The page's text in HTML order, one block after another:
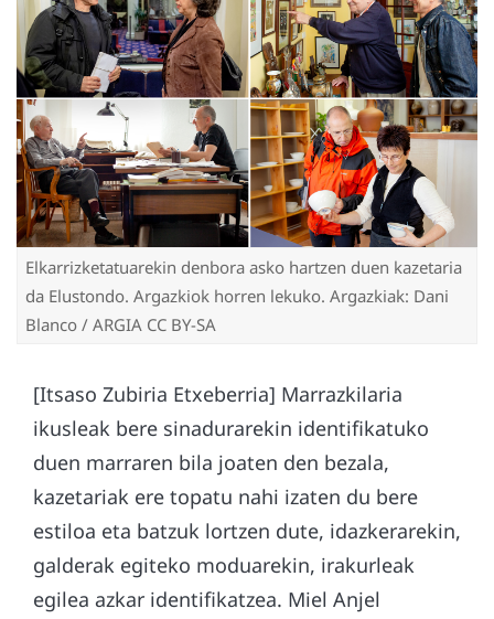
Elkarrizketatuarekin denbora asko hartzen duen kazetaria
da Elustondo. Argazkiok horren lekuko. Argazkiak: Dani
Blanco / ARGIA CC BY-SA
[Itsaso Zubiria Etxeberria] Marrazkilaria
ikusleak bere sinadurarekin identifikatuko
duen marraren bila joaten den bezala,
kazetariak ere topatu nahi izaten du bere
estiloa eta batzuk lortzen dute, idazkerarekin,
galderak egiteko moduarekin, irakurleak
egilea azkar identifikatzea. Miel Anjel